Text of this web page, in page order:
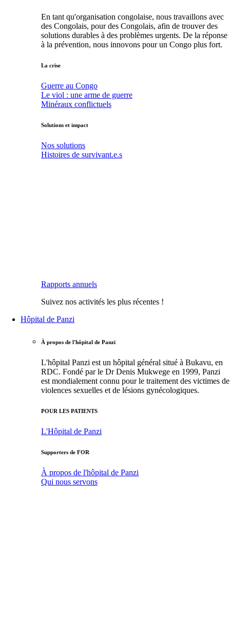
En tant qu'organisation congolaise, nous travaillons avec
des Congolais, pour des Congolais, afin de trouver des
solutions durables à des problèmes urgents. De la réponse
à la prévention, nous innovons pour un Congo plus fort.
La crise
Guerre au Congo
Le viol : une arme de guerre
Minéraux conflictuels
Solutions et impact
Nos solutions
Histoires de survivant.e.s
Rapports annuels
Suivez nos activités les plus récentes !
Hôpital de Panzi
À propos de l'hôpital de Panzi
L'hôpital Panzi est un hôpital général situé à Bukavu, en
RDC. Fondé par le Dr Denis Mukwege en 1999, Panzi
est mondialement connu pour le traitement des victimes de
violences sexuelles et de lésions gynécologiques.
POUR LES PATIENTS
L'Hôpital de Panzi
Supporters de FOR
À propos de l'hôpital de Panzi
Qui nous servons